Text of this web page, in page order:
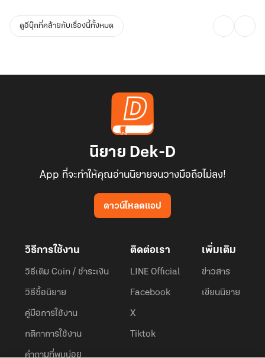
ดูอีบุ๊กที่คล้ายกับเรื่องนี้ทั้งหมด
นิยาย Dek-D
App ที่จะทำให้คุณอ่านนิยายจนวางมือถือไม่ลง!
ดาวน์โหลดแอป
วิธีการใช้งาน
วิธีเติม Coin / ชำระเงิน
วิธีซื้อนิยาย
คู่มือการใช้งาน
กติกาการใช้งาน
คำถามที่พบบ่อย
ติดต่อเรา
LINE Official
Facebook
X
Tiktok
เพิ่มเติม
ข่าวสาร
เขียนนิยาย